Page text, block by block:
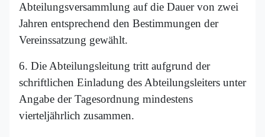
Abteilungsversammlung auf die Dauer von zwei
Jahren entsprechend den Bestimmungen der
Vereinssatzung gewählt.
6. Die Abteilungsleitung tritt aufgrund der
schriftlichen Einladung des Abteilungsleiters unter
Angabe der Tagesordnung mindestens
vierteljährlich zusammen.